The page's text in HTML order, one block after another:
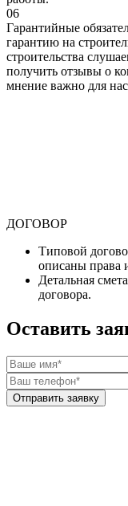
06
Гарантийные
гарантию на
строительства
получить отзывы о
мнение важно для
ДОГОВОР
Типовой
описаны права
Детальная смета
договора.
Оставить